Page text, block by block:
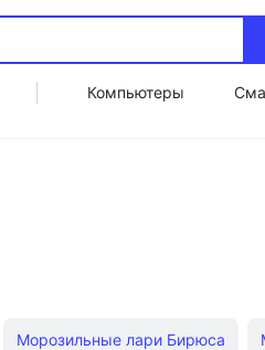
Компьютеры
Морозильные лари Бирюса